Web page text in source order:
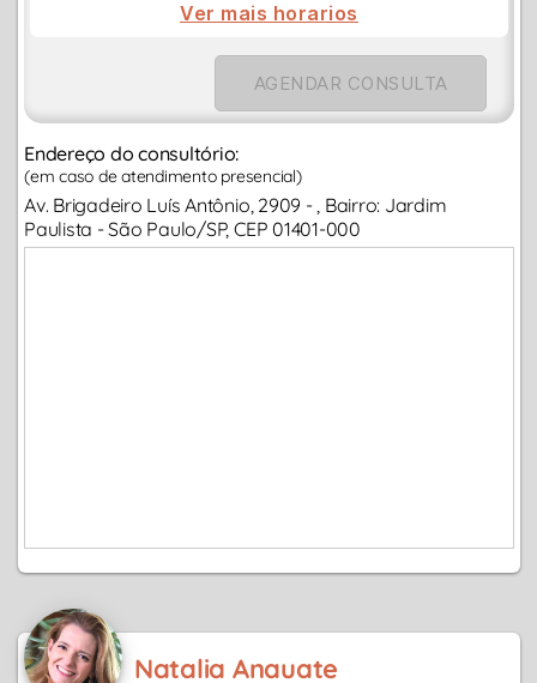
Ver mais horarios
AGENDAR CONSULTA
Endereço do consultório:
(em caso de atendimento presencial)
Av. Brigadeiro Luís Antônio, 2909 - , Bairro: Jardim
Paulista - São Paulo/SP, CEP 01401-000
Natalia Anauate